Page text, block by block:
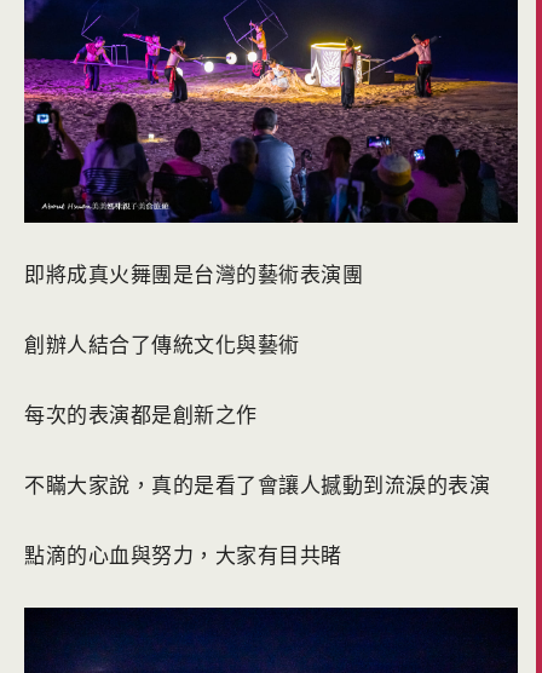
即將成真火舞團是台灣的藝術表演團
創辦人結合了傳統文化與藝術
每次的表演都是創新之作
不瞞大家說，真的是看了會讓人撼動到流淚的表演
點滴的心血與努力，大家有目共睹